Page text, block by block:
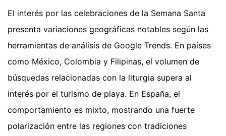
El interés por las celebraciones de la Semana Santa
presenta variaciones geográficas notables según las
herramientas de análisis de Google Trends. En países
como México, Colombia y Filipinas, el volumen de
búsquedas relacionadas con la liturgia supera al
interés por el turismo de playa. En España, el
comportamiento es mixto, mostrando una fuerte
polarización entre las regiones con tradiciones